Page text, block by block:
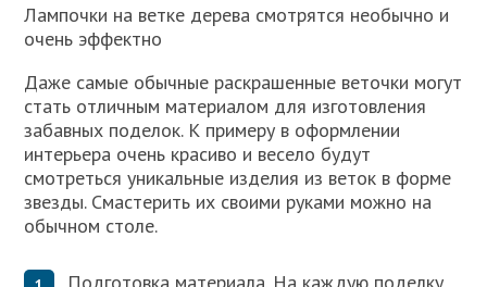
Лампочки на ветке дерева смотрятся необычно и
очень эффектно
Даже самые обычные раскрашенные веточки могут
стать отличным материалом для изготовления
забавных поделок. К примеру в оформлении
интерьера очень красиво и весело будут
смотреться уникальные изделия из веток в форме
звезды. Смастерить их своими руками можно на
обычном столе.